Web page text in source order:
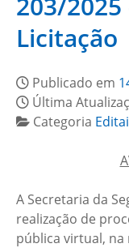
Licitação
Publicado em
Última
Categoria
A Secretaria da
realização de
pública virtual,